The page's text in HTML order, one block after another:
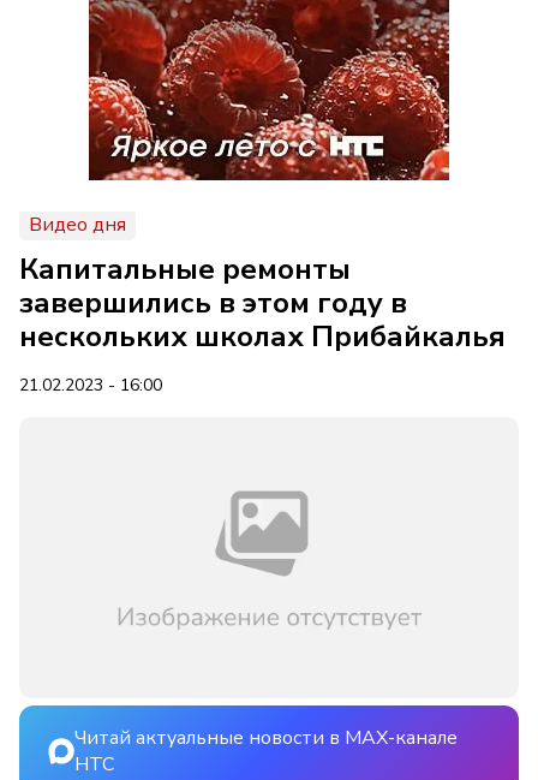
Видео дня
Капитальные ремонты
завершились в этом году в
нескольких школах Прибайкалья
21.02.2023 - 16:00
Читай актуальные новости в MAX-канале
НТС